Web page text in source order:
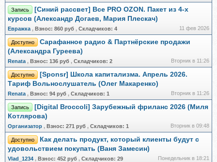
Запись
[Синий рассвет] Все PRO OZON. Пакет из 4-х
курсов (Александр Догаев, Мария Плескач)
Евражкa , Взнос: 860 руб , Складчиков: 4 11 фев 2026
Доступно
Сарафанное радио & Партнёрские продажи
(Александра Гуреева)
Renata , Взнос: 136 руб , Складчиков: 2 Вторник в 11:26
Доступно
[Sponsr] Школа капитализма. Апрель 2026.
Тариф Вольнослушатель (Олег Макаренко)
Renata , Взнос: 94 руб , Складчиков: 1 Вторник в 11:26
Запись
[Digital Broccoli] Зарубежный фриланс 2026 (Миля
Котлярова)
Организатор , Взнос: 271 руб , Складчиков: 1 Вторник в 09:48
Доступно
Как делать продукт, который клиенты будут с
удовольствием покупать (Ваня Замесин)
Vlad_1234 , Взнос: 452 руб , Складчиков: 29 Понедельник в 18:21